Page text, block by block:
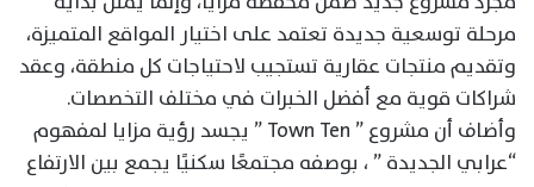
مرحلة توسعية جديدة تعتمد على اختيار المواقع المتميزة،
وتقديم منتجات عقارية تستجيب لاحتياجات كل منطقة، وعقد
شراكات قوية مع أفضل الخبرات في مختلف التخصصات.
وأضاف أن مشروع ” Town Ten ” يجسد رؤية مزايا لمفهوم
“عرابي الجديدة ” ، بوصفه مجتمعًا سكنيًا يجمع بين الارتفاع